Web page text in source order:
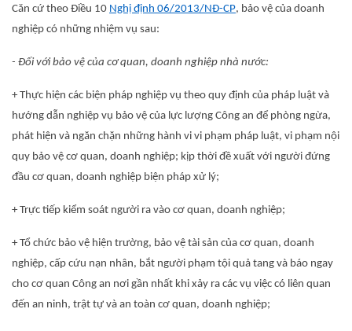
Căn cứ theo Điều 10 Nghị định 06/2013/NĐ-CP, bảo vệ của doanh
nghiệp có những nhiệm vụ sau:
- Đối với bảo vệ của cơ quan, doanh nghiệp nhà nước:
+ Thực hiện các biện pháp nghiệp vụ theo quy định của pháp luật và
hướng dẫn nghiệp vụ bảo vệ của lực lượng Công an để phòng ngừa,
phát hiện và ngăn chặn những hành vi vi phạm pháp luật, vi phạm nội
quy bảo vệ cơ quan, doanh nghiệp; kịp thời đề xuất với người đứng
đầu cơ quan, doanh nghiệp biện pháp xử lý;
+ Trực tiếp kiểm soát người ra vào cơ quan, doanh nghiệp;
+ Tổ chức bảo vệ hiện trường, bảo vệ tài sản của cơ quan, doanh
nghiệp, cấp cứu nạn nhân, bắt người phạm tội quả tang và báo ngay
cho cơ quan Công an nơi gần nhất khi xảy ra các vụ việc có liên quan
đến an ninh, trật tự và an toàn cơ quan, doanh nghiệp;